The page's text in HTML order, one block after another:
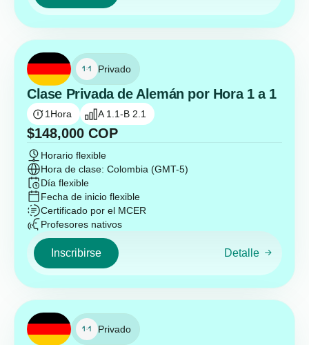
Privado
Clase Privada de Alemán por Hora 1 a 1
1 Hora A 1.1-B 2.1
$148,000 COP
Horario flexible
Hora de clase: Colombia (GMT-5)
Día flexible
Fecha de inicio flexible
Certificado por el MCER
Profesores nativos
Inscribirse Detalle
Privado